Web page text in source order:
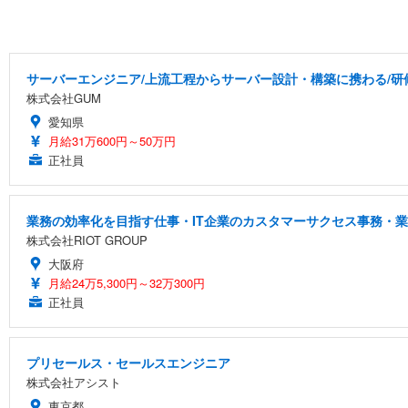
サーバーエンジニア/上流工程からサーバー設計・構築に携わる/研
株式会社GUM
愛知県
月給31万600円～50万円
正社員
業務の効率化を目指す仕事・IT企業のカスタマーサクセス事務・
株式会社RIOT GROUP
大阪府
月給24万5,300円～32万300円
正社員
プリセールス・セールスエンジニア
株式会社アシスト